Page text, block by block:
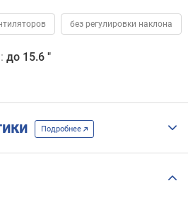
без регулировки наклона
до 15.6 "
Подробнее